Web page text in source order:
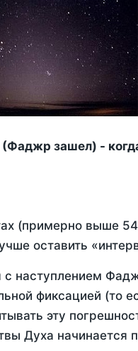
(Фаджр зашел) -
(примерно выше
оставить
с наступлением
фиксацией (то
эту
Духа начинается